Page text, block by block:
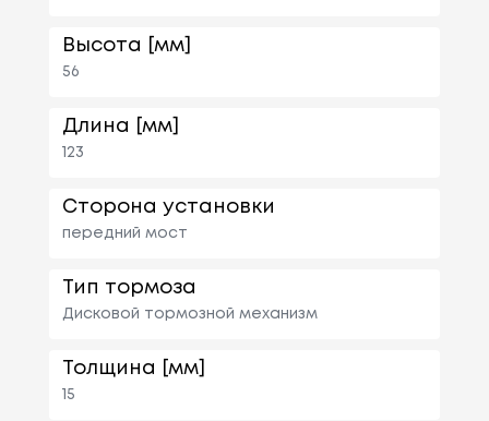
Высота [мм]
56
Длина [мм]
123
Сторона установки
передний мост
Тип тормоза
Дисковой тормозной механизм
Толщина [мм]
15